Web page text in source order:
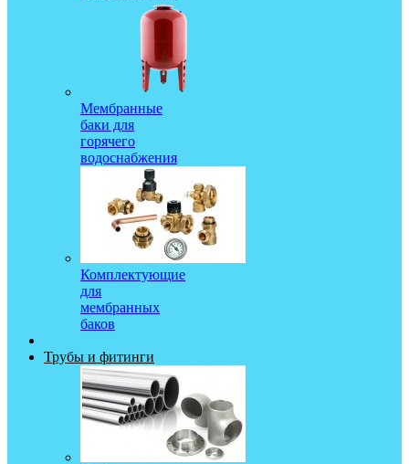
Мембранные
баки для
горячего
водоснабжения
Комплектующие
для
мембранных
баков
Трубы и фитинги